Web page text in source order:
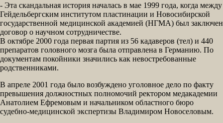
- Эта скандальная история началась в мае 1999 года, когда между
Гейдельбергским институтом пластинации и Новосибирской
государственной медицинской академией (НГМА) был заключен
договор о научном сотрудничестве.
В октябре 2000 года первая партия из 56 кадаверов (тел) и 440
препаратов головного мозга была отправлена в Германию. По
документам покойники значились как невостребованные
родственниками.
В апреле 2001 года было возбуждено уголовное дело по факту
превышения должностных полномочий ректором медакадемии
Анатолием Ефремовым и начальником областного бюро
судебно-медицинской экспертизы Владимиром Новоселовым.